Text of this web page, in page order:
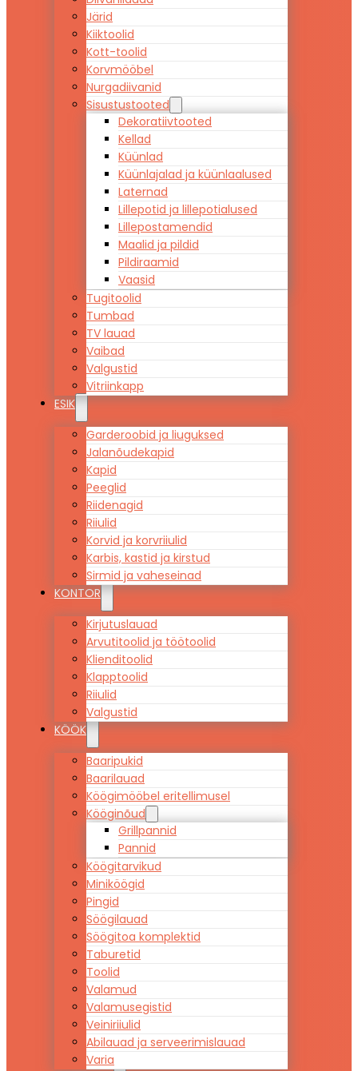
Järid
Kiiktoolid
Kott-toolid
Korvmööbel
Nurgadiivanid
Sisustustooted
Dekoratiivtooted
Kellad
Küünlad
Küünlajalad ja küünlaalused
Laternad
Lillepotid ja lillepotialused
Lillepostamendid
Maalid ja pildid
Pildiraamid
Vaasid
Tugitoolid
Tumbad
TV lauad
Vaibad
Valgustid
Vitriinkapp
ESIK
Garderoobid ja liuguksed
Jalanõudekapid
Kapid
Peeglid
Riidenagid
Riiulid
Korvid ja korvriiulid
Karbis, kastid ja kirstud
Sirmid ja vaheseinad
KONTOR
Kirjutuslauad
Arvutitoolid ja töötoolid
Klienditoolid
Klapptoolid
Riiulid
Valgustid
KÖÖK
Baaripukid
Baarilauad
Köögimööbel eritellimusel
Kööginõud
Grillpannid
Pannid
Köögitarvikud
Miniköögid
Pingid
Söögilauad
Söögitoa komplektid
Taburetid
Toolid
Valamud
Valamusegistid
Veiniriiulid
Abilauad ja serveerimislauad
Varia